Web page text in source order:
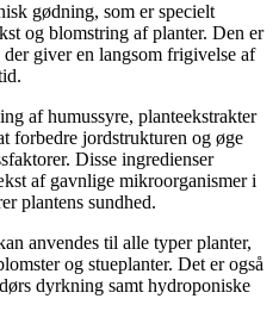
gødning, som er specielt
og blomstring af planter. Den er
giver en langsom frigivelse af
af humussyre, planteekstrakter
forbedre jordstrukturen og øge
Disse ingredienser
af gavnlige mikroorganismer i
plantens sundhed.
anvendes til alle typer planter,
og stueplanter. Det er også
dyrkning samt hydroponiske